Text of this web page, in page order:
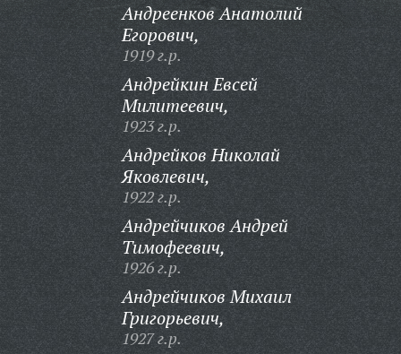
Андреенков Анатолий
Егорович,
1919 г.р.
Андрейкин Евсей
Милитеевич,
1923 г.р.
Андрейков Николай
Яковлевич,
1922 г.р.
Андрейчиков Андрей
Тимофеевич,
1926 г.р.
Андрейчиков Михаил
Григорьевич,
1927 г.р.